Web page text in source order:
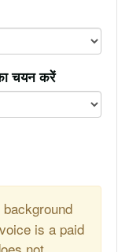
चयन करें
is a paid
not